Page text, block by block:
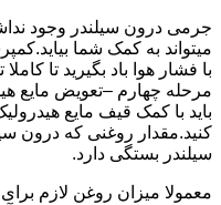
جرمی درون سیلندر وجود
میتواند به کمک شما
با فشار هوا باد بگیرید تا
مرحله چهارم –تعویض مایع
باید با کمک قیف مایع
کنید.مقدار روغنی که درون
سیلندر بستگی دارد.
معمولا میزان روغن لازم